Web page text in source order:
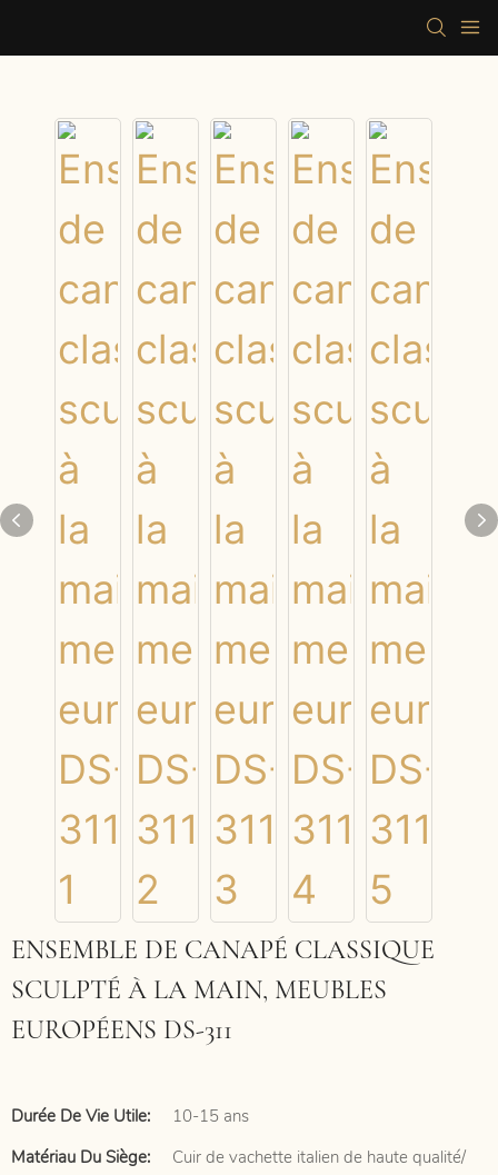
ENSEMBLE DE CANAPÉ CLASSIQUE
SCULPTÉ À LA MAIN, MEUBLES
EUROPÉENS DS-311
Durée De Vie Utile:
10-15 ans
Matériau Du Siège:
Cuir de vachette italien de haute qualité/